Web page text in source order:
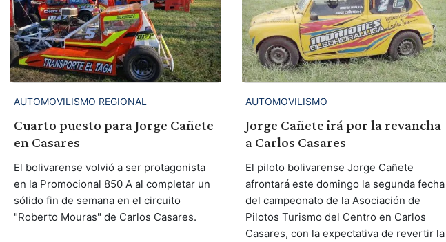
AUTOMOVILISMO REGIONAL
Cuarto puesto para Jorge Cañete
en Casares
El bolivarense volvió a ser protagonista
en la Promocional 850 A al completar un
sólido fin de semana en el circuito
"Roberto Mouras" de Carlos Casares.
AUTOMOVILISMO
Jorge Cañete irá por la revancha
a Carlos Casares
El piloto bolivarense Jorge Cañete
afrontará este domingo la segunda fecha
del campeonato de la Asociación de
Pilotos Turismo del Centro en Carlos
Casares, con la expectativa de revertir la